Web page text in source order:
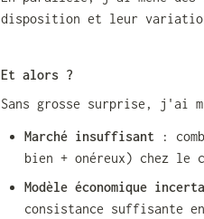
disposition et leur
Et alors ?
Sans grosse surprise, j'ai
Marché insuffisant
:
bien + onéreux) chez le
Modèle économique
consistance suffisante